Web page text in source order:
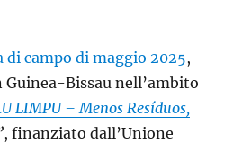
di campo di maggio 2025,
Guinea-Bissau nell’ambito
LIMPU – Menos Resíduos,
, finanziato dall’Unione